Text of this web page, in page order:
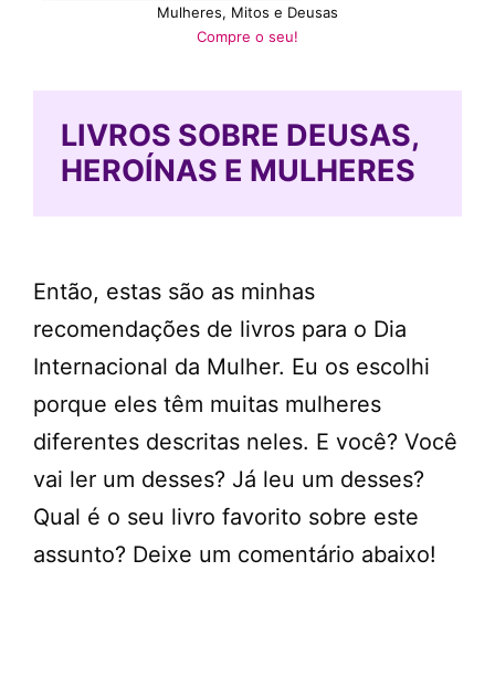
Mulheres, Mitos e Deusas
Compre o seu!
LIVROS SOBRE DEUSAS,
HEROÍNAS E MULHERES
Então, estas são as minhas
recomendações de livros para o Dia
Internacional da Mulher. Eu os escolhi
porque eles têm muitas mulheres
diferentes descritas neles. E você? Você
vai ler um desses? Já leu um desses?
Qual é o seu livro favorito sobre este
assunto? Deixe um comentário abaixo!